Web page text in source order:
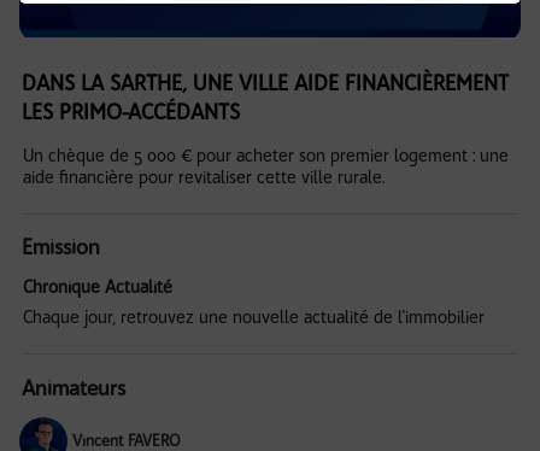
DANS LA SARTHE, UNE VILLE AIDE FINANCIÈREMENT
LES PRIMO-ACCÉDANTS
Un chèque de 5 000 € pour acheter son premier logement : une
aide financière pour revitaliser cette ville rurale.
Emission
Chronique Actualité
Chaque jour, retrouvez une nouvelle actualité de l'immobilier
Animateurs
Vincent FAVERO